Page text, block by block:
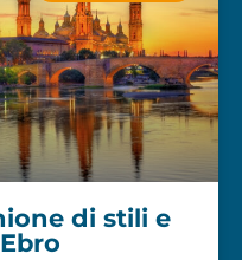
di stili e